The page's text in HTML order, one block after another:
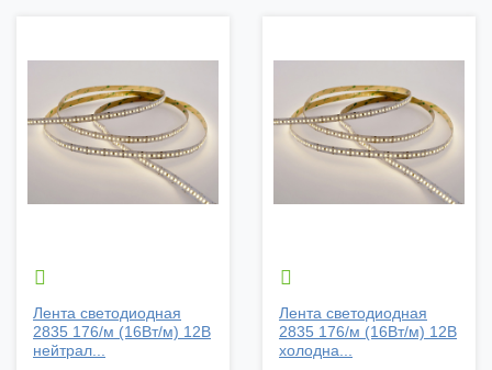

Лента светодиодная
2835 176/м (16Вт/м) 12В
нейтрал...

Лента светодиодная
2835 176/м (16Вт/м) 12В
холодна...